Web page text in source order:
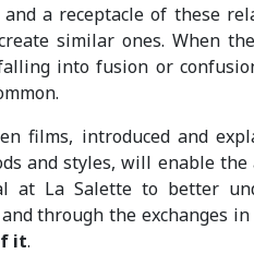
a receptacle of these
similar ones. When
into fusion or
films, introduced and
and styles, will enable
at La Salette to better
and through the exchanges
it.